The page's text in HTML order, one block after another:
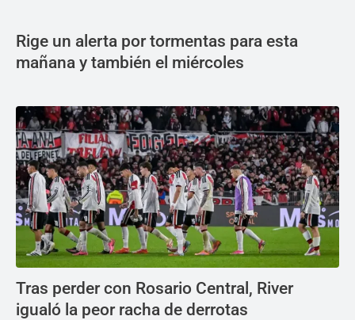
Rige un alerta por tormentas para esta
mañana y también el miércoles
Tras perder con Rosario Central, River
igualó la peor racha de derrotas